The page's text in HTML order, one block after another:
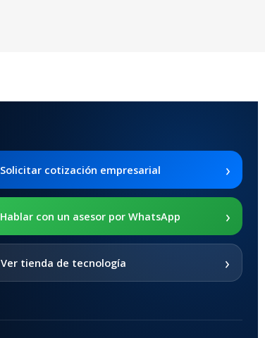
Solicitar cotización empresarial ›
Hablar con un asesor por WhatsApp ›
Ver tienda de tecnología ›